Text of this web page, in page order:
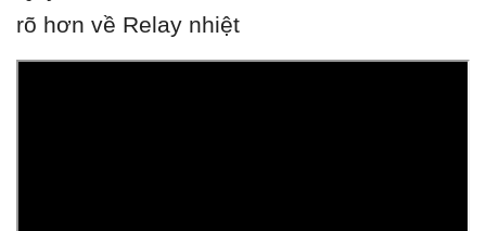
rõ hơn về Relay nhiệt